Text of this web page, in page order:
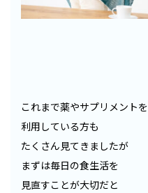
これまで薬やサプリメントを
利用している方も
たくさん見てきましたが
まずは毎日の食生活を
見直すことが大切だと